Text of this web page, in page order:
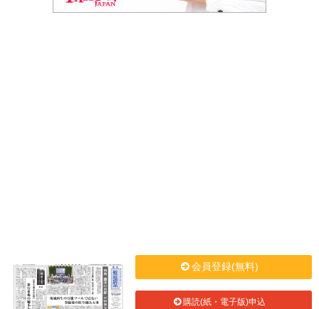
会員登録(無料)
購読(紙・電子版)申込